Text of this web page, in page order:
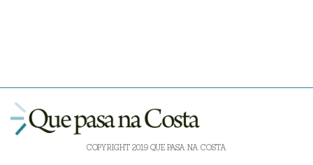
COPYRIGHT 2019 QUE PASA NA COSTA